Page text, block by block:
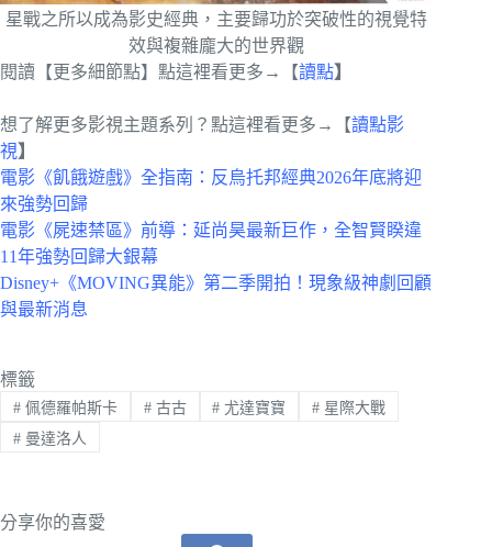
星戰之所以成為影史經典，主要歸功於突破性的視覺特
效與複雜龐大的世界觀
閱讀【更多細節點】點這裡看更多→【讀點】
想了解更多影視主題系列？點這裡看更多→【讀點影
視】
電影《飢餓遊戲》全指南：反烏托邦經典2026年底將迎
來強勢回歸
電影《屍速禁區》前導：延尚昊最新巨作，全智賢睽違
11年強勢回歸大銀幕
Disney+《MOVING異能》第二季開拍！現象級神劇回顧
與最新消息
標籤
#佩德羅帕斯卡 #古古 # 尤達寶寶 # 星際大戰
#曼達洛人
分享你的喜愛